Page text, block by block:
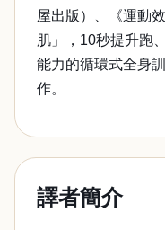
屋出版）、《運動
肌」，10秒提升跑
能力的循環式全身
作。
譯者簡介